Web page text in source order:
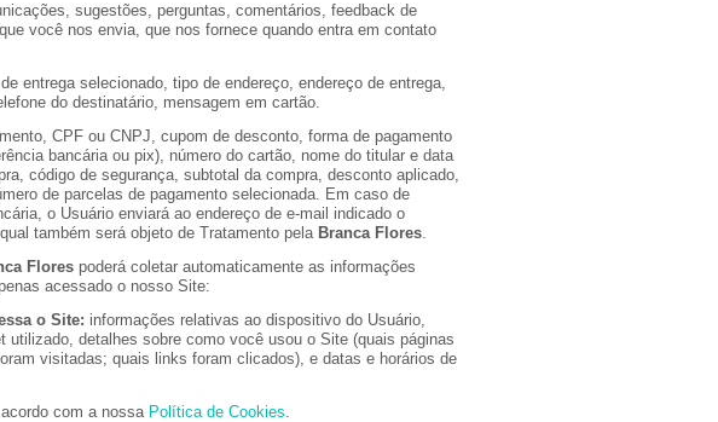
sugestões, perguntas, comentários, feedback de
você nos envia, que nos fornece quando entra em contato
entrega selecionado, tipo de endereço, endereço de entrega,
do destinatário, mensagem em cartão.
CPF ou CNPJ, cupom de desconto, forma de pagamento
bancária ou pix), número do cartão, nome do titular e data
código de segurança, subtotal da compra, desconto aplicado,
de parcelas de pagamento selecionada. Em caso de
o Usuário enviará ao endereço de e-mail indicado o
também será objeto de Tratamento pela Branca Flores.
Flores poderá coletar automaticamente as informações
acessado o nosso Site:
o Site: informações relativas ao dispositivo do Usuário,
utilizado, detalhes sobre como você usou o Site (quais páginas
visitadas; quais links foram clicados), e datas e horários de
com a nossa Política de Cookies.